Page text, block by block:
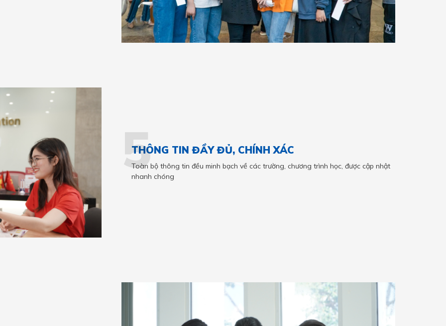
5
THÔNG TIN ĐẦY ĐỦ, CHÍNH XÁC
Toàn bộ thông tin đều minh bạch về các trường, chương trình học, được cập nhật
nhanh chóng